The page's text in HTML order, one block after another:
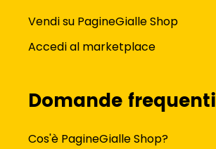
Vendi su PagineGialle Shop
Accedi al marketplace
Domande frequenti
Cos'è PagineGialle Shop?